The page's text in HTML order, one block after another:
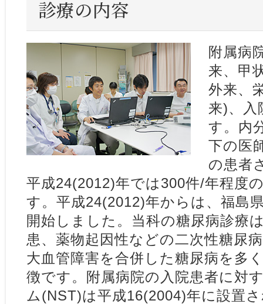
診療の内容
附属病
来、甲
外来、
来)、入
す。内
下の医
の患者
平成24(2012)年では300件/年程度
す。平成24(2012)年からは、福島
開始しました。当科の糖尿病診療
患、薬物起因性などの二次性糖尿
大血管障害を合併した糖尿病を多
徴です。附属病院の入院患者に対
ム(NST)は平成16(2004)年に設置